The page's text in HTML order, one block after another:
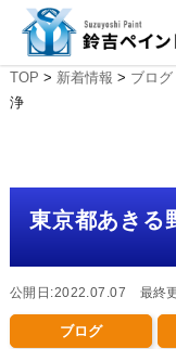
TOP > 新着情報 > ブログ
浄
東京都あきる
公開日:2022.07.07 最終
ブログ